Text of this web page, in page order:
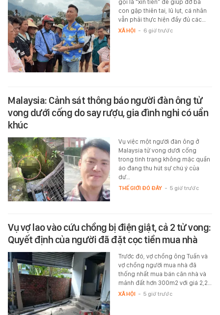
gọi là “xin tiền” để giúp đỡ bà
con gặp thiên tai, lũ lụt, cá nhân
vẫn phải thực hiện đầy đủ các…
XÃ HỘI - 6 giờ trước
Malaysia: Cảnh sát thông báo người đàn ông tử
vong dưới cống do say rượu, gia đình nghi có uẩn
khúc
Vụ việc một người đàn ông ở
Malaysia tử vong dưới cống
trong tình trạng không mặc quần
áo đang thu hút sự chú ý của
dư…
THẾ GIỚI ĐÓ ĐÂY - 5 giờ trước
Vụ vợ lao vào cứu chồng bị điện giật, cả 2 tử vong:
Quyết định của người đã đặt cọc tiền mua nhà
Trước đó, vợ chồng ông Tuấn và
vợ chồng người mua nhà đã
thống nhất mua bán căn nhà và
mảnh đất hơn 300m2 với giá 2,2…
XÃ HỘI - 5 giờ trước